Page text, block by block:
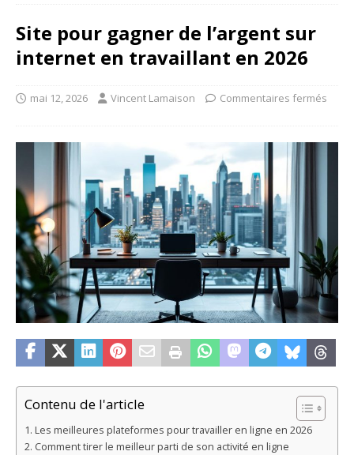
Site pour gagner de l’argent sur
internet en travaillant en 2026
mai 12, 2026 Vincent Lamaison Commentaires fermés
Contenu de l'article
Les meilleures plateformes pour travailler en ligne en 2026
Comment tirer le meilleur parti de son activité en ligne